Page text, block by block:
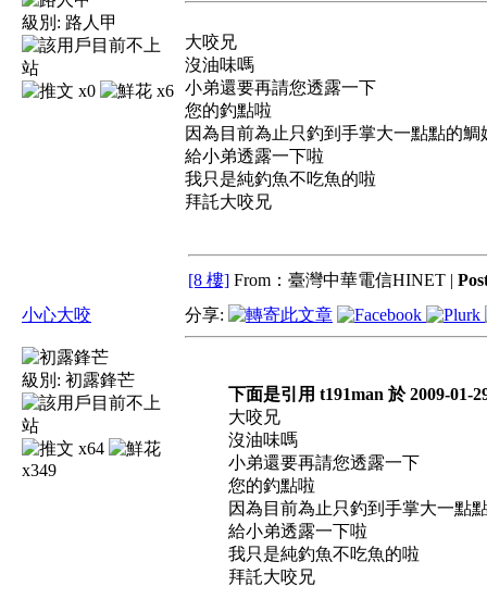
級別: 路人甲
x0 x6
大咬兄
沒油味嗎
小弟還要再請您透露一下
您的釣點啦
因為目前為止只釣到手掌大一點點的鯛
給小弟透露一下啦
我只是純釣魚不吃魚的啦
拜託大咬兄
[8 樓] From：臺灣中華電信HINET |
小心大咬
級別: 初露鋒芒
x64
x349
分享:
下面是引用 t191man 於 2009-01-
大咬兄
沒油味嗎
小弟還要再請您透露一下
您的釣點啦
因為目前為止只釣到手掌大一點
給小弟透露一下啦
我只是純釣魚不吃魚的啦
拜託大咬兄